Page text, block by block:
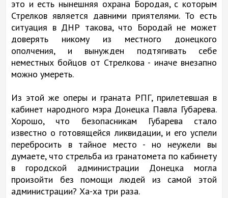
это и есть нынешняя охрана Бородая, с которым
Стрелков является давними приятелями. То есть
ситуация в ДНР такова, что Бородай не может
доверять никому из местного донецкого
ополчения, и вынужден подтягивать себе
неместных бойцов от Стрелкова - иначе внезапно
можно умереть.
Из этой же оперы и граната РПГ, прилетевшая в
кабинет народного мэра Донецка Павла Губарева.
Хорошо, что безопасникам Губарева стало
известно о готовящейся ликвидации, и его успели
перебросить в тайное место - но неужели вы
думаете, что стрельба из гранатомета по кабинету
в городской администрации Донецка могла
произойти без помощи людей из самой этой
администрации? Ха-ха три раза.